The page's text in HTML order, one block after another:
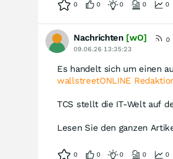
0 0 0 0 0
Nachrichten[wO]
0
09.06.26 13:35:23
Es handelt sich um einen
wallstreetONLINE
TCS stellt die IT-Welt auf
Lesen Sie den ganzen
0 0 0 0 0